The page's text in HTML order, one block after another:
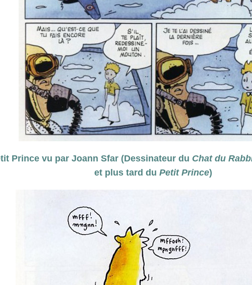
Prince vu par Joann Sfar (Dessinateur du Chat du
et plus tard du Petit Prince)